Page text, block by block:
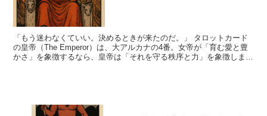
「もう迷わなくていい。決めるときが来たのだ。」 タロットカード
の皇帝（The Emperor）は、大アルカナの4番。女帝が「育む愛と豊
かさ」を象徴するなら、皇帝は「それを守る秩序と力」を象徴しま